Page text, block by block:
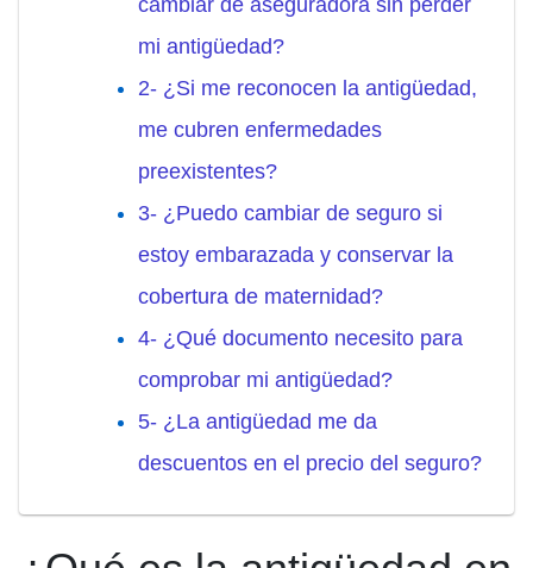
cambiar de aseguradora sin perder
mi antigüedad?
2- ¿Si me reconocen la antigüedad,
me cubren enfermedades
preexistentes?
3- ¿Puedo cambiar de seguro si
estoy embarazada y conservar la
cobertura de maternidad?
4- ¿Qué documento necesito para
comprobar mi antigüedad?
5- ¿La antigüedad me da
descuentos en el precio del seguro?